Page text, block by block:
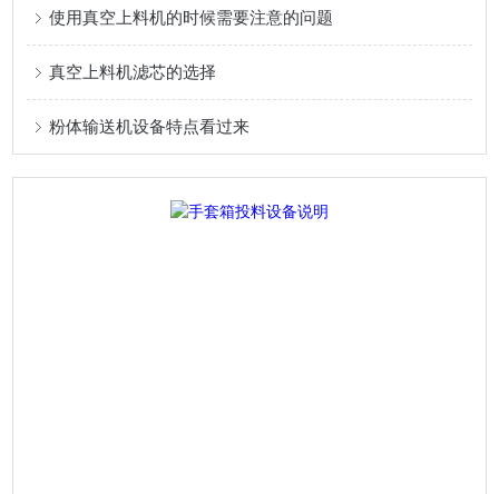
使用真空上料机的时候需要注意的问题
真空上料机滤芯的选择
粉体输送机设备特点看过来